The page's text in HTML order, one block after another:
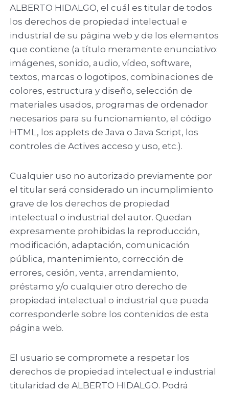
ALBERTO HIDALGO, el cuál es titular de todos
los derechos de propiedad intelectual e
industrial de su página web y de los elementos
que contiene (a título meramente enunciativo:
imágenes, sonido, audio, vídeo, software,
textos, marcas o logotipos, combinaciones de
colores, estructura y diseño, selección de
materiales usados, programas de ordenador
necesarios para su funcionamiento, el código
HTML, los applets de Java o Java Script, los
controles de Actives acceso y uso, etc.).
Cualquier uso no autorizado previamente por
el titular será considerado un incumplimiento
grave de los derechos de propiedad
intelectual o industrial del autor. Quedan
expresamente prohibidas la reproducción,
modificación, adaptación, comunicación
pública, mantenimiento, corrección de
errores, cesión, venta, arrendamiento,
préstamo y/o cualquier otro derecho de
propiedad intelectual o industrial que pueda
corresponderle sobre los contenidos de esta
página web.
El usuario se compromete a respetar los
derechos de propiedad intelectual e industrial
titularidad de ALBERTO HIDALGO. Podrá